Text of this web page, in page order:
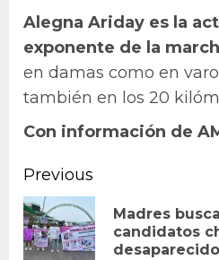
Alegna Ariday es la
exponente de la
en damas como en
también en los 20
Con información de
Continue
Reading
Previous
Madres
candidatos